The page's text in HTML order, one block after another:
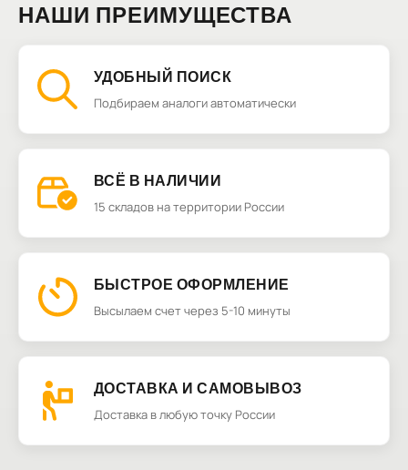
НАШИ ПРЕИМУЩЕСТВА
УДОБНЫЙ ПОИСК
Подбираем аналоги автоматически
ВСЁ В НАЛИЧИИ
15 складов на территории России
БЫСТРОЕ ОФОРМЛЕНИЕ
Высылаем счет через 5-10 минуты
ДОСТАВКА И САМОВЫВОЗ
Доставка в любую точку России